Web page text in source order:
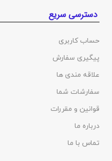
دسترسی سریع
حساب کاربری
پیگیری سفارش
علاقه مندی ها
سفارشات شما
قوانین و مقررات
درباره ما
تماس با ما